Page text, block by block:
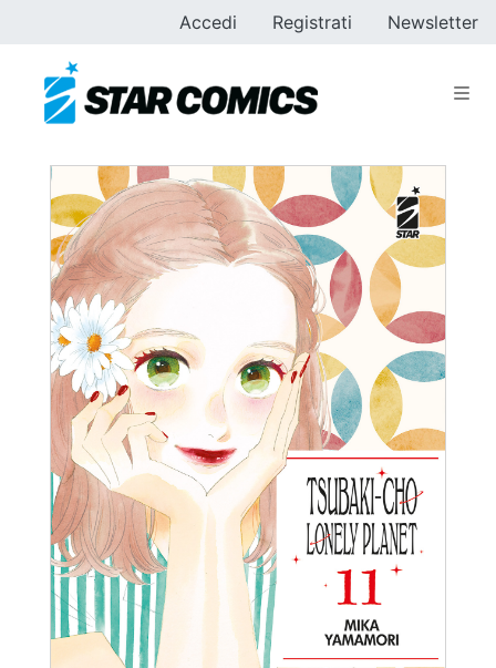
Accedi Registrati Newsletter